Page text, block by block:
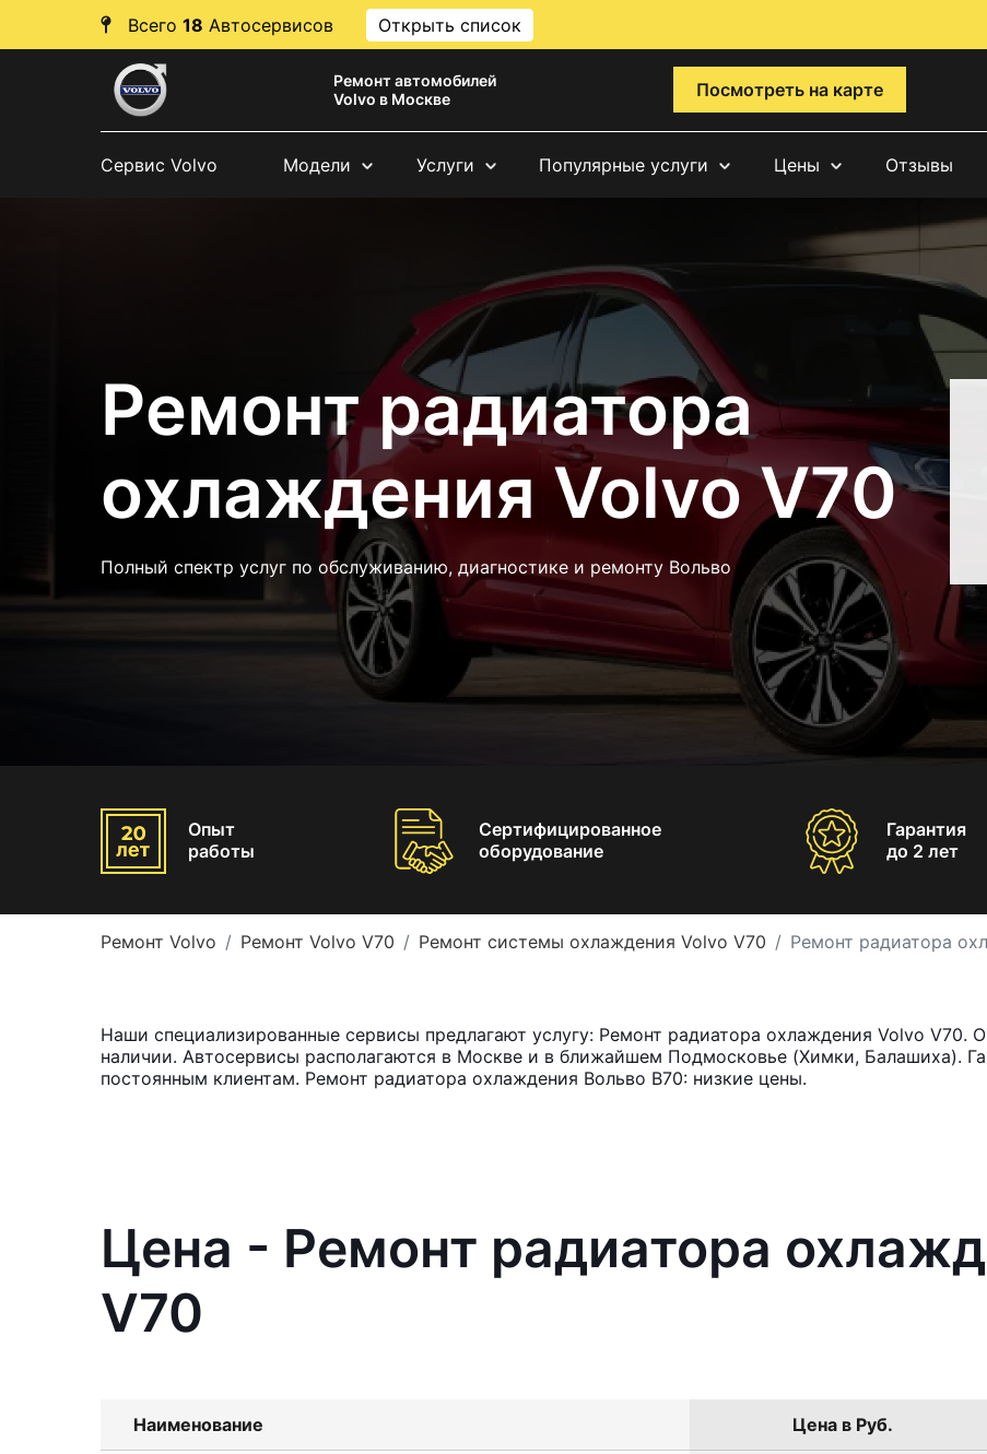
Всего 18 Автосервисов Открыть список
Ремонт автомобилей
Volvo в Москве
Посмотреть на карте
Сервис Volvo Модели Услуги Популярные услуги Цены Отзывы
Ремонт радиатора
охлаждения Volvo V70
Полный спектр услуг по обслуживанию, диагностике и ремонту Вольво
Опыт
работы
Сертифицированное
оборудование
Гарантия
до 2 лет
Ремонт Volvo Ремонт Volvo V70 Ремонт системы охлаждения Volvo V70 Ремонт радиатора
Наши специализированные сервисы предлагают услугу: Ремонт радиатора охлаждения Volvo V70.
наличии. Автосервисы располагаются в Москве и в ближайшем Подмосковье (Химки, Балашиха).
постоянным клиентам. Ремонт радиатора охлаждения Вольво В70: низкие цены.
Цена - Ремонт радиатора
V70
Наименование Цена в Руб.